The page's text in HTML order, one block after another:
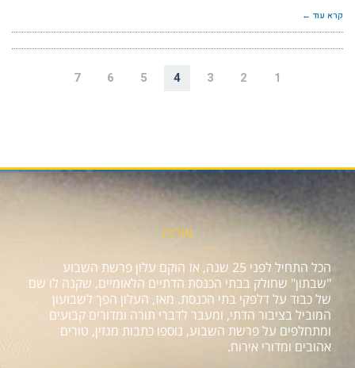
קרא עוד ←
1
2
3
4
5
6
7
אודות
הכל התחיל לפני 25 שנה, אז הוקם עלון פרשת השבוע
"שבתון" שחולק בבתי הכנסת הדתיים הלאומיים, שקנה לו שם
של כבוד על דלפקי בתי הכנסת. מאז, העלון הפך לשבועון
המוביל בציבור הדתי, ומעבר לדברי תורה ומדורים קבועים
ומתחלפים על פרשת השבוע, נוספו כתבות מגזין, טורים
אהובים ומדורי אירוח.